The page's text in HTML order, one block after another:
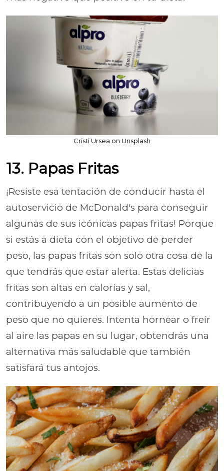
Cristi Ursea on Unsplash
13. Papas Fritas
¡Resiste esa tentación de conducir hasta el
autoservicio de McDonald's para conseguir
algunas de sus icónicas papas fritas! Porque
si estás a dieta con el objetivo de perder
peso, las papas fritas son solo otra cosa de la
que tendrás que estar alerta. Estas delicias
fritas son altas en calorías y sal,
contribuyendo a un posible aumento de
peso que no quieres. Intenta hornear o freír
al aire las papas en su lugar, obtendrás una
alternativa más saludable que también
satisfará tus antojos.